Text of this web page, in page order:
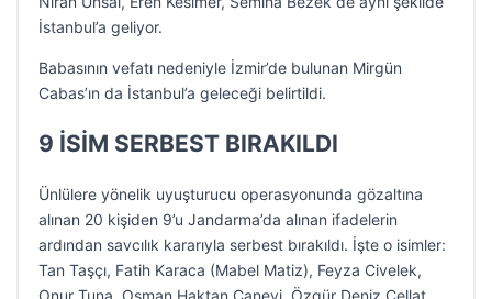
İstanbul’a geliyor.
Babasının vefatı nedeniyle İzmir’de bulunan Mirgün
Cabas’ın da İstanbul’a geleceği belirtildi.
9 İSİM SERBEST BIRAKILDI
Ünlülere yönelik uyuşturucu operasyonunda gözaltına
alınan 20 kişiden 9’u Jandarma’da alınan ifadelerin
ardından savcılık kararıyla serbest bırakıldı. İşte o isimler:
Tan Taşçı, Fatih Karaca (Mabel Matiz), Feyza Civelek,
Onur Tuna, Osman Haktan Canevi, Özgür Deniz Cellat,